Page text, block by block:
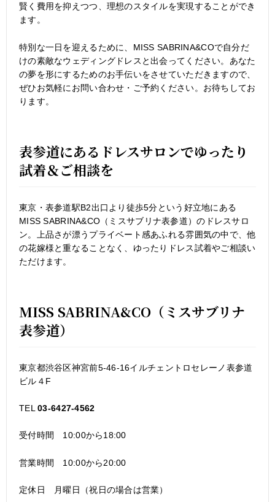
賢く費用を抑えつつ、理想のスタイルを実現することができ
ます。
特別な一日を迎えるために、MISS SABRINA&COで自分だ
けの素敵なウェディングドレスと出会ってください。あなた
の夢を形にするためのお手伝いをさせていただきますので、
ぜひお気軽にお問い合わせ・ご予約ください。お待ちしてお
ります。
表参道にあるドレスサロンでゆったり
試着＆ご相談を
東京・表参道駅B2出口より徒歩5分という好立地にある
MISS SABRINA&CO（ミスサブリナ表参道）のドレスサロ
ン。上品さが漂うプライベート感あふれる雰囲気の中で、他
の花嫁様と重なることなく、ゆったりドレス試着やご相談い
ただけます。
MISS SABRINA&CO（ミスサブリナ
表参道）
東京都渋谷区神宮前5-46-16イルチェントロセレーノ表参道
ビル４F
TEL03-6427-4562
受付時間 10:00から18:00
営業時間 10:00から20:00
定休日 月曜日（祝日の場合は営業）